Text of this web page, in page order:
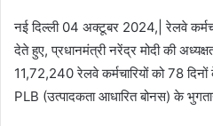
नई दिल्ली 04 अक्टूबर 2024,| रेलवे
देते हुए, प्रधानमंत्री नरेंद्र मोदी की
11,72,240 रेलवे कर्मचारियों को 78
PLB (उत्पादकता आधारित बोनस) के